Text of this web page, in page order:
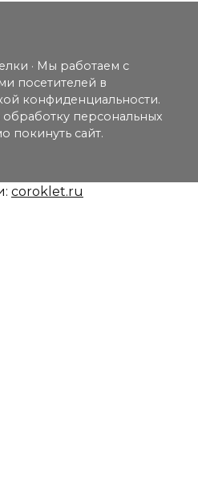
· Мы работаем с
посетителей в
конфиденциальности.
персональных
покинуть сайт.
coroklet.ru